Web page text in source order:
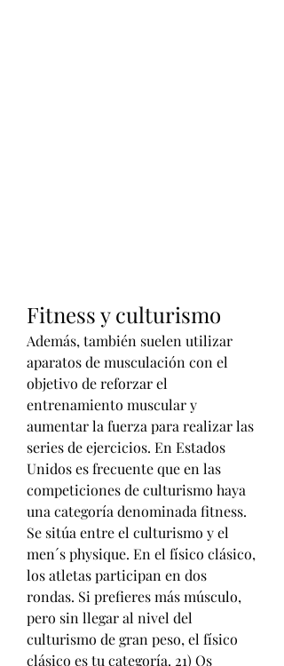
Fitness y culturismo
Además, también suelen utilizar
aparatos de musculación con el
objetivo de reforzar el
entrenamiento muscular y
aumentar la fuerza para realizar las
series de ejercicios. En Estados
Unidos es frecuente que en las
competiciones de culturismo haya
una categoría denominada fitness.
Se sitúa entre el culturismo y el
men´s physique. En el físico clásico,
los atletas participan en dos
rondas. Si prefieres más músculo,
pero sin llegar al nivel del
culturismo de gran peso, el físico
clásico es tu categoría. 21) Os